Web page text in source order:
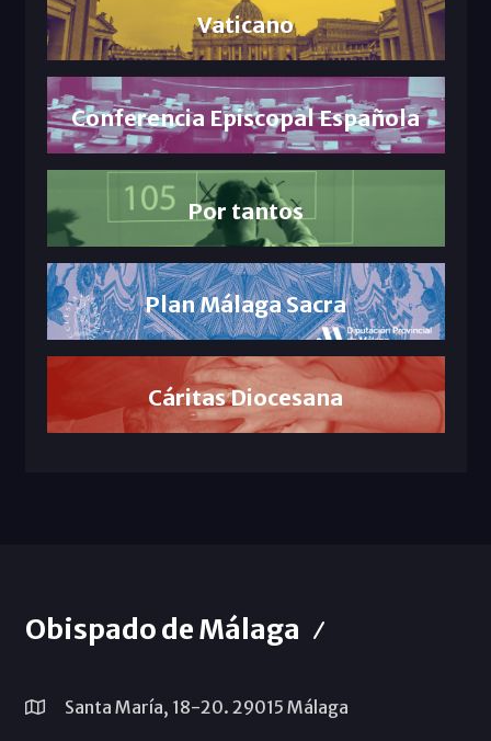
Vaticano
Conferencia Episcopal Española
Por tantos
Plan Málaga Sacra
Cáritas Diocesana
Obispado de Málaga
Santa María, 18-20. 29015 Málaga